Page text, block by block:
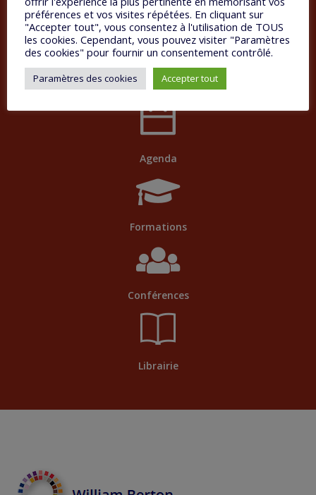
Consultations
Ateliers
Agenda
Formations
Conférences
Librairie
préférences et vos visites répétées. En cliquant sur
"Accepter tout", vous consentez à l'utilisation de TOUS
les cookies. Cependant, vous pouvez visiter "Paramètres
des cookies" pour fournir un consentement contrôlé.
Paramètres des cookies Accepter tout